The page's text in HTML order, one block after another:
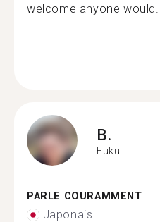
welcome anyone would...
B.
Fukui
PARLE COURAMMENT
Japonais